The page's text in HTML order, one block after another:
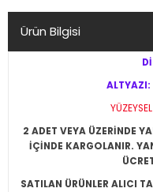
Ürün Bilgisi
ALTYAZI:
2 ADET VEYA ÜZERİNDE
İÇİNDE KARGOLANIR.
SATILAN ÜRÜNLER ALICI